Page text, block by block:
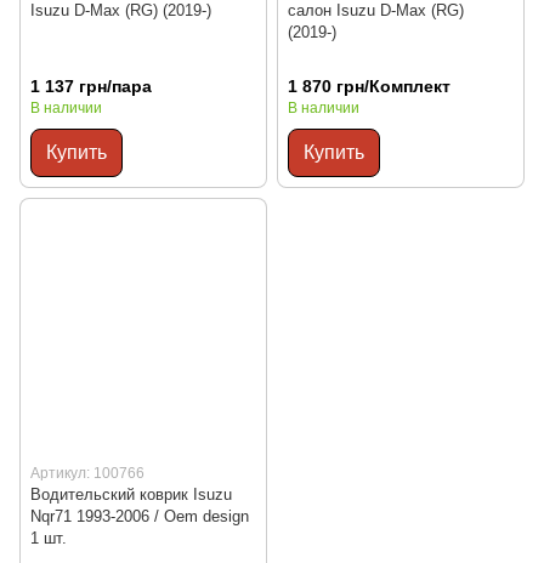
Isuzu D-Max (RG) (2019-)
1 137 грн/пара
В наличии
Купить
салон Isuzu D-Max (RG)
(2019-)
1 870 грн/Комплект
В наличии
Купить
Артикул: 100766
Водительский коврик Isuzu
Nqr71 1993-2006 / Oem design
1 шт.